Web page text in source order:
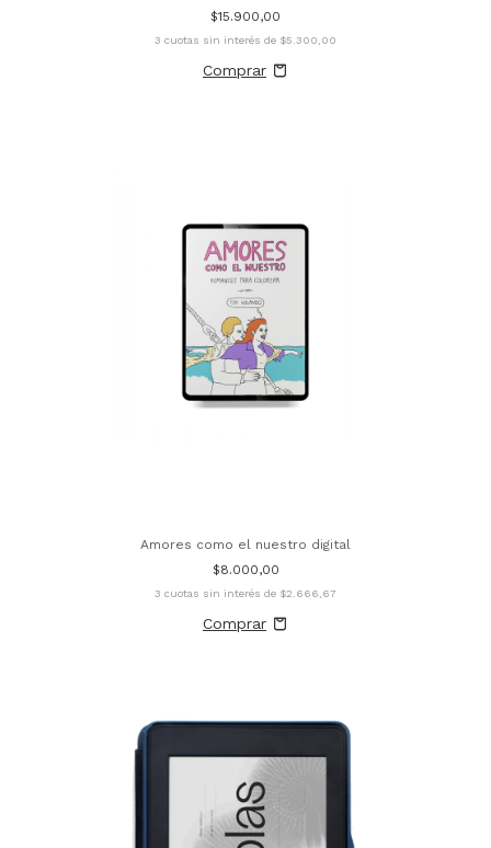
$15.900,00
3 cuotas sin interés de $5.300,00
Amores como el nuestro digital
$8.000,00
3 cuotas sin interés de $2.666,67